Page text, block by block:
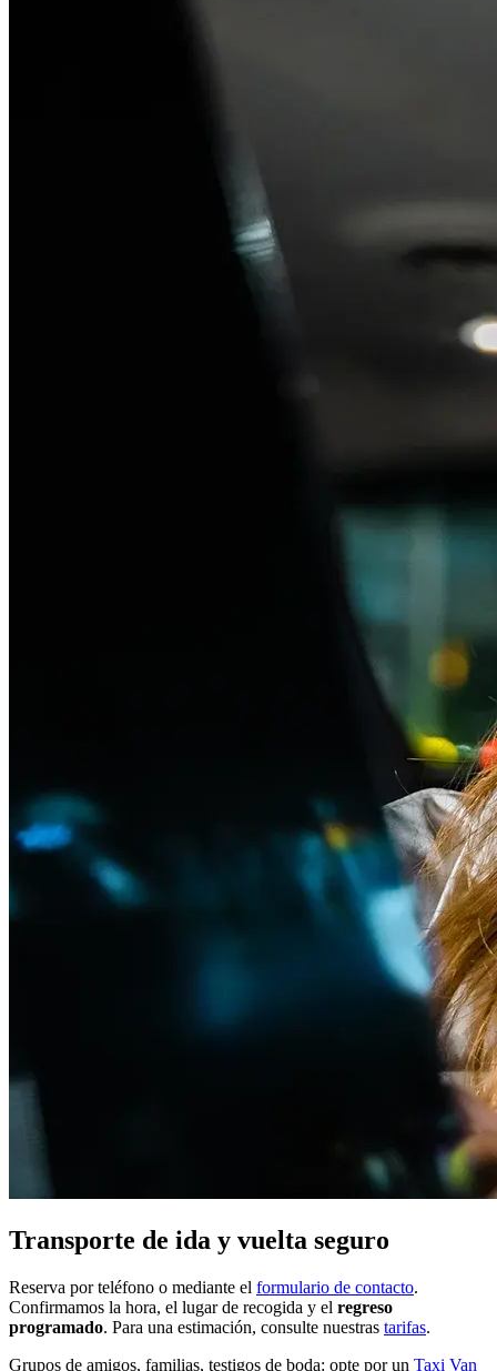
Transporte de ida y vuelta seguro
Reserva por teléfono o mediante el formulario de contacto.
Confirmamos la hora, el lugar de recogida y el regreso
programado. Para una estimación, consulte nuestras tarifas.
Grupos de amigos, familias, testigos de boda: opte por un Taxi Van